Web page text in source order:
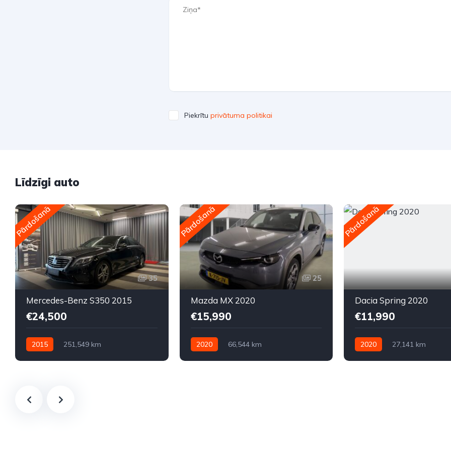
Piekrītu privātuma politikai
Līdzīgi auto
Pārdošanā
35
Mercedes-Benz S350 2015
€24,500
2015
251,549 km
Pārdošanā
25
Mazda MX 2020
€15,990
2020
66,544 km
Pārdošanā
Dacia Spring 2020
€11,990
2020
27,141 km